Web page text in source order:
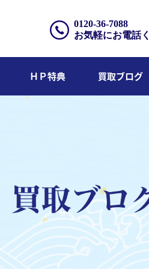
0120-36-7088
お気軽にお電話
ＨＰ特典 買取ブログ